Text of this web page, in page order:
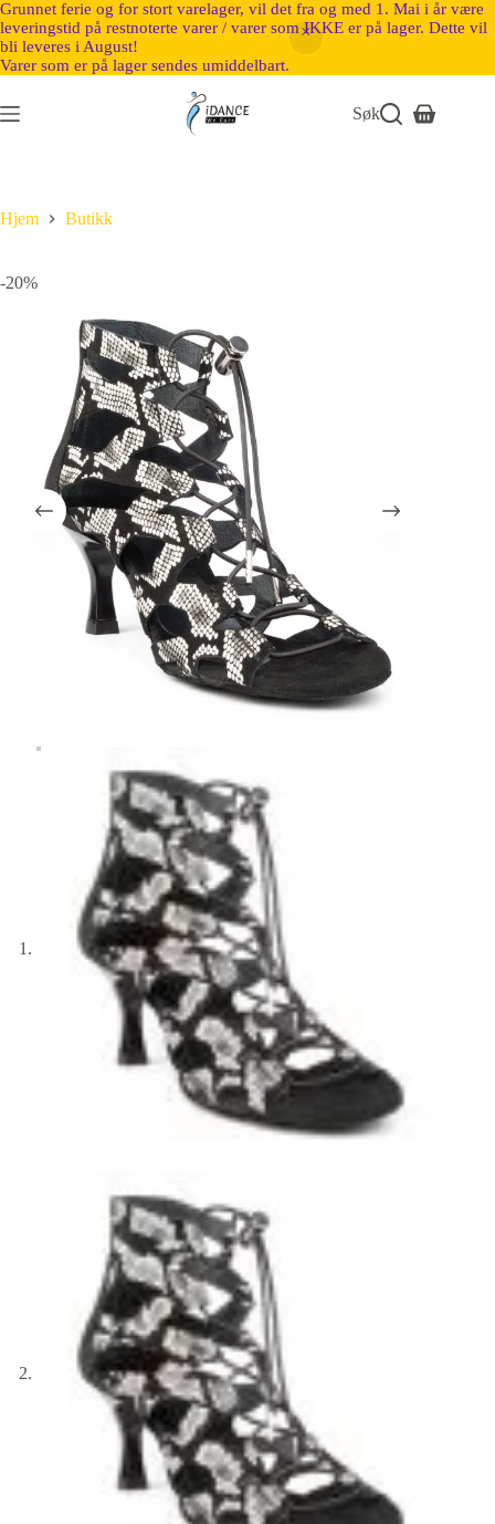
Grunnet ferie og for stort varelager, vil det fra og med 1. Mai i år være
leveringstid på restnoterte varer / varer som IKKE er på lager. Dette vil
bli leveres i August!
Varer som er på lager sendes umiddelbart.
Søk
Hjem Butikk
-20%